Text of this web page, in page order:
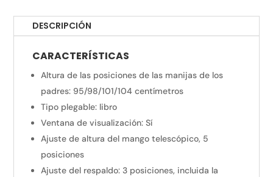
DESCRIPCIÓN
CARACTERÍSTICAS
Altura de las posiciones de las manijas de los
padres: 95/98/101/104 centímetros
Tipo plegable: libro
Ventana de visualización: Sí
Ajuste de altura del mango telescópico, 5
posiciones
Ajuste del respaldo: 3 posiciones, incluida la